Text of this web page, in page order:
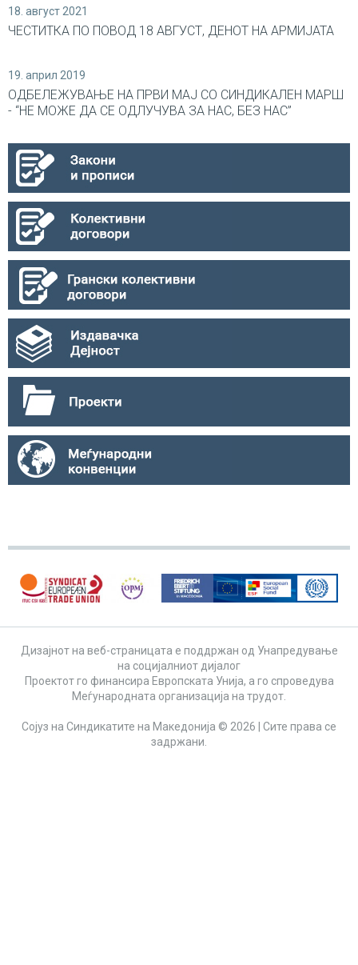
18. август 2021
ЧЕСТИТКА ПО ПОВОД 18 АВГУСТ, ДЕНОТ НА АРМИЈАТА
19. април 2019
ОДБЕЛЕЖУВАЊЕ НА ПРВИ МАЈ СО СИНДИКАЛEН МАРШ
- “НЕ МОЖЕ ДА СЕ ОДЛУЧУВА ЗА НАС, БЕЗ НАС”
Дизајнот на веб-страницата е поддржан од Унапредување
на социјалниот дијалог
Проектот го финансира Европската Унија, а го спроведува
Меѓународната организација на трудот.
Сојуз на Синдикатите на Македонија © 2026 | Сите права се
задржани.